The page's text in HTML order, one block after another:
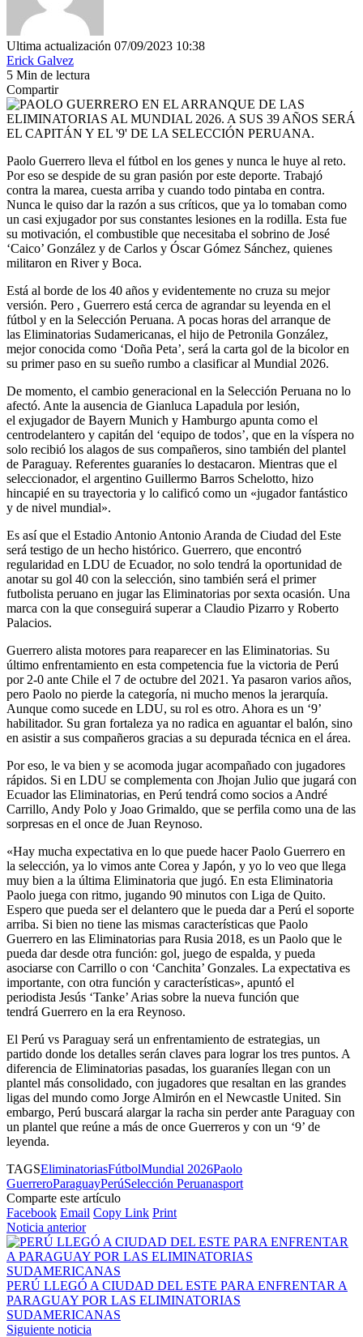
Ultima actualización 07/09/2023 10:38
Erick Galvez
5 Min de lectura
Compartir
Paolo Guerrero lleva el fútbol en los genes y nunca le huye al reto.
Por eso se despide de su gran pasión por este deporte. Trabajó
contra la marea, cuesta arriba y cuando todo pintaba en contra.
Nunca le quiso dar la razón a sus críticos, que ya lo tomaban como
un casi exjugador por sus constantes lesiones en la rodilla. Esta fue
su motivación, el combustible que necesitaba el sobrino de José
‘Caico’ González y de Carlos y Óscar Gómez Sánchez, quienes
militaron en River y Boca.
Está al borde de los 40 años y evidentemente no cruza su mejor
versión. Pero , Guerrero está cerca de agrandar su leyenda en el
fútbol y en la Selección Peruana. A pocas horas del arranque de
las Eliminatorias Sudamericanas, el hijo de Petronila González,
mejor conocida como ‘Doña Peta’, será la carta gol de la bicolor en
su primer paso en su sueño rumbo a clasificar al Mundial 2026.
De momento, el cambio generacional en la Selección Peruana no lo
afectó. Ante la ausencia de Gianluca Lapadula por lesión,
el exjugador de Bayern Munich y Hamburgo apunta como el
centrodelantero y capitán del ‘equipo de todos’, que en la víspera no
solo recibió los alagos de sus compañeros, sino también del plantel
de Paraguay. Referentes guaraníes lo destacaron. Mientras que el
seleccionador, el argentino Guillermo Barros Schelotto, hizo
hincapié en su trayectoria y lo calificó como un «jugador fantástico
y de nivel mundial».
Es así que el Estadio Antonio Antonio Aranda de Ciudad del Este
será testigo de un hecho histórico. Guerrero, que encontró
regularidad en LDU de Ecuador, no solo tendrá la oportunidad de
anotar su gol 40 con la selección, sino también será el primer
futbolista peruano en jugar las Eliminatorias por sexta ocasión. Una
marca con la que conseguirá superar a Claudio Pizarro y Roberto
Palacios.
Guerrero alista motores para reaparecer en las Eliminatorias. Su
último enfrentamiento en esta competencia fue la victoria de Perú
por 2-0 ante Chile el 7 de octubre del 2021. Ya pasaron varios años,
pero Paolo no pierde la categoría, ni mucho menos la jerarquía.
Aunque como sucede en LDU, su rol es otro. Ahora es un ‘9’
habilitador. Su gran fortaleza ya no radica en aguantar el balón, sino
en asistir a sus compañeros gracias a su depurada técnica en el área.
Por eso, le va bien y se acomoda jugar acompañado con jugadores
rápidos. Si en LDU se complementa con Jhojan Julio que jugará con
Ecuador las Eliminatorias, en Perú tendrá como socios a André
Carrillo, Andy Polo y Joao Grimaldo, que se perfila como una de las
sorpresas en el once de Juan Reynoso.
«Hay mucha expectativa en lo que puede hacer Paolo Guerrero en
la selección, ya lo vimos ante Corea y Japón, y yo lo veo que llega
muy bien a la última Eliminatoria que jugó. En esta Eliminatoria
Paolo juega con ritmo, jugando 90 minutos con Liga de Quito.
Espero que pueda ser el delantero que le pueda dar a Perú el soporte
arriba. Si bien no tiene las mismas características que Paolo
Guerrero en las Eliminatorias para Rusia 2018, es un Paolo que le
pueda dar desde otra función: gol, juego de espalda, y pueda
asociarse con Carrillo o con ‘Canchita’ Gonzales. La expectativa es
importante, con otra función y características», apuntó el
periodista Jesús ‘Tanke’ Arias sobre la nueva función que
tendrá Guerrero en la era Reynoso.
El Perú vs Paraguay será un enfrentamiento de estrategias, un
partido donde los detalles serán claves para lograr los tres puntos. A
diferencia de Eliminatorias pasadas, los guaraníes llegan con un
plantel más consolidado, con jugadores que resaltan en las grandes
ligas del mundo como Jorge Almirón en el Newcastle United. Sin
embargo, Perú buscará alargar la racha sin perder ante Paraguay con
un plantel que reúne a más de once Guerreros y con un ‘9’ de
leyenda.
TAGSEliminatoriasFútbolMundial 2026Paolo
GuerreroParaguayPerúSelección Peruanasport
Comparte este artículo
Facebook Email Copy Link Print
Noticia anterior
PERÚ LLEGÓ A CIUDAD DEL ESTE PARA ENFRENTAR A
PARAGUAY POR LAS ELIMINATORIAS
SUDAMERICANAS
Siguiente noticia